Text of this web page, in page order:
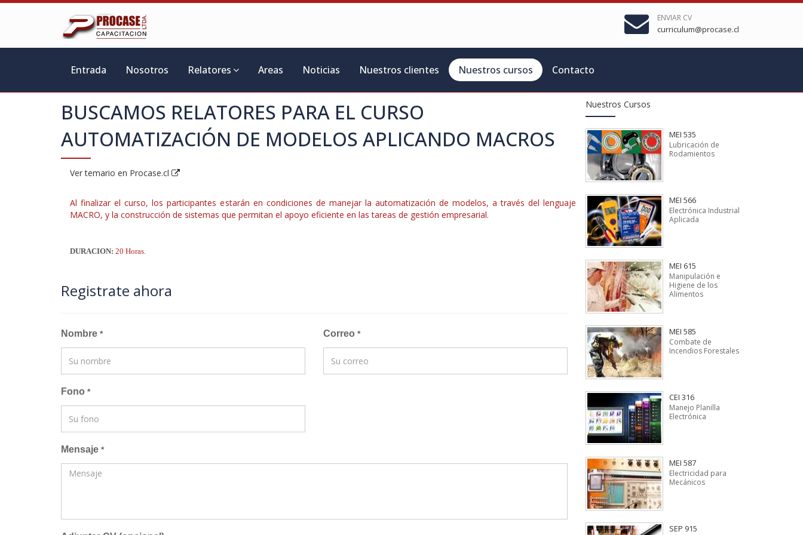
ENVIAR CV
curriculum@procase.cl
Entrada Nosotros Relatores Areas Noticias Nuestros clientes Nuestros cursos Contacto
BUSCAMOS RELATORES PARA EL CURSO
AUTOMATIZACIÓN DE MODELOS APLICANDO MACROS
Ver temario en Procase.cl
Al finalizar el curso, los participantes estarán en condiciones de manejar la automatización de modelos, a través del lenguaje
MACRO, y la construcción de sistemas que permitan el apoyo eficiente en las tareas de gestión empresarial.
DURACION: 20 Horas.
Registrate ahora
Nombre * Correo *
Fono *
Mensaje *
Nuestros Cursos
MEI 535
Lubricación de
Rodamientos
MEI 566
Electrónica Industrial
Aplicada
MEI 615
Manipulación e
Higiene de los
Alimentos
MEI 585
Combate de
Incendios Forestales
CEI 316
Manejo Planilla
Electrónica
MEI 587
Electricidad para
Mecánicos
SEP 915